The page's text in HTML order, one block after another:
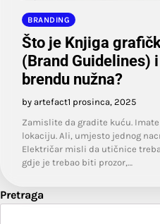
BRANDING
Što je Knjiga
(Brand Guidelines)
brendu nužna?
by artefact1 prosinca, 2025
Zamislite da gradite kuću.
lokaciju. Ali, umjesto jednog
Električar misli da utičnice
gdje je trebao biti prozor,…
Pretraga